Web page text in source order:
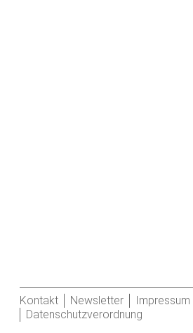
Kontakt Newsletter
Impressum
Datenschutzverordnung